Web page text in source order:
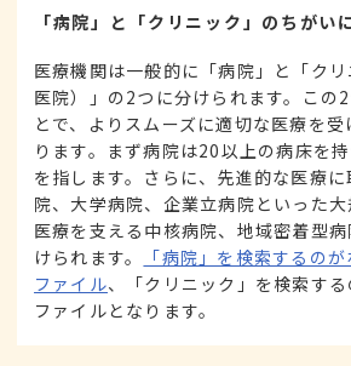
「病院」と「クリニック」のちがい
医療機関は一般的に「病院」と「クリ
医院）」の2つに分けられます。この
とで、よりスムーズに適切な医療を
ります。まず病院は20以上の病床を
を指します。さらに、先進的な医療
院、大学病院、企業立病院といった
医療を支える中核病院、地域密着型
けられます。
「病院」を検索するの
ファイル、「クリニック」を検索する
ファイルとなります。